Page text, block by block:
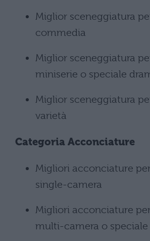
Miglior sceneggiatura
commedia
Miglior sceneggiatura
miniserie o speciale
Miglior sceneggiatura
varietà
Categoria Acconciature
Migliori acconciature
single-camera
Migliori acconciature
multi-camera o speciale